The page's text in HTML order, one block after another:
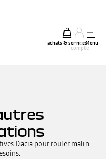
achats & services
mon
compte
Menu
Dacia pour rouler malin